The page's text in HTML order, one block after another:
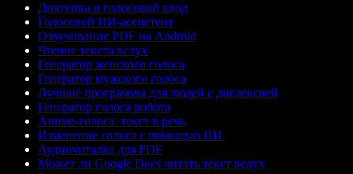
Диктовка и голосовой ввод
Голосовой ИИ-ассистент
Озвучивание PDF на Android
Чтение текста вслух
Генератор женского голоса
Генератор мужского голоса
Лучшие программы для людей с дислексией
Генератор голоса робота
Аниме-голоса: текст в речь
Изменение голоса с помощью ИИ
Аудиочиталка для PDF
Может ли Google Docs читать текст вслух